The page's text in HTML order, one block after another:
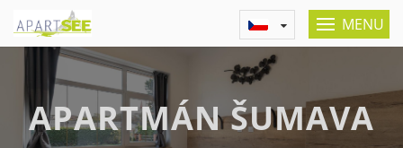
MENU
APARTMÁN ŠUMAVA